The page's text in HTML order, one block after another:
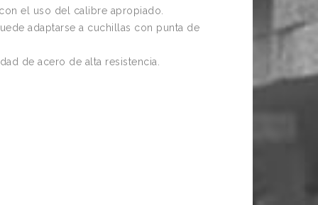
el uso del calibre apropiado.
adaptarse a cuchillas con punta de
de acero de alta resistencia.